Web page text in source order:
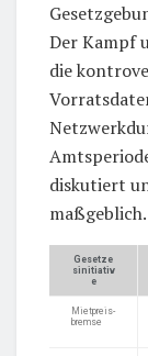
Der Kampf
die
diskutiert
maßgeblich.
Gesetze
sinitiativ
e
Mietpreis-
bremse